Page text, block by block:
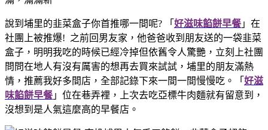
說到埔里的韭菜盒子你首推哪一間呢? 「 好滋味餡餅早餐」在
社團上被推爆! 之前回男友家，他爸爸收到朋友送的一袋韭菜
盒子，明明我吃的時候已經冷掉但依舊令人驚艷，立刻上社團
問問在地人有沒有厲害的想再去買來試試，埔里的朋友滿熱
情，推薦我好多間店，全部記錄下來一間一間慢慢吃。「 好滋
味餡餅早餐」位在巷弄裡，上次去吃亞標牛肉麵就有留意到，
沒想到是人氣這麼高的早餐店。